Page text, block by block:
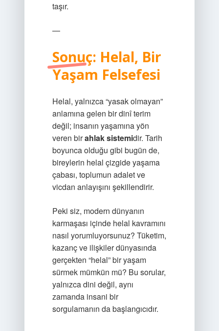
taşır.
—
Sonuç: Helal, Bir
Yaşam Felsefesi
Helal, yalnızca “yasak olmayan”
anlamına gelen bir dinî terim
değil; insanın yaşamına yön
veren birahlak sistemidir. Tarih
boyunca olduğu gibi bugün de,
bireylerin helal çizgide yaşama
çabası, toplumun adalet ve
vicdan anlayışını şekillendirir.
Peki siz, modern dünyanın
karmaşası içinde helal kavramını
nasıl yorumluyorsunuz? Tüketim,
kazanç ve ilişkiler dünyasında
gerçekten “helal” bir yaşam
sürmek mümkün mü? Bu sorular,
yalnızca dini değil, aynı
zamanda insani bir
sorgulamanın da başlangıcıdır.